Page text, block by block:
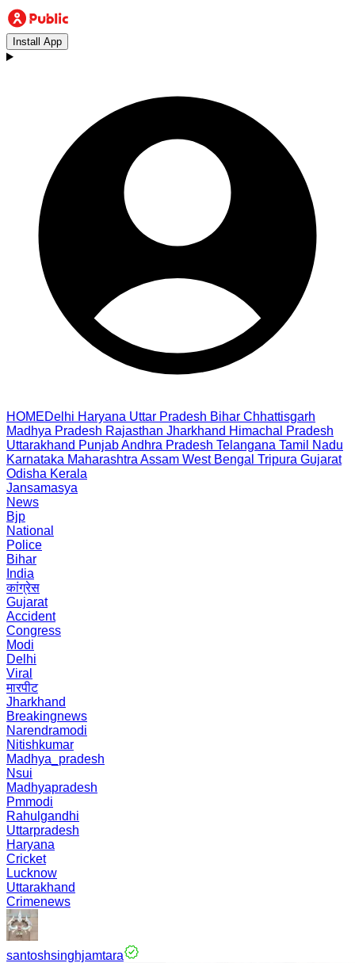
Install App
HOMEDelhi Haryana Uttar Pradesh Bihar Chhattisgarh
Madhya Pradesh Rajasthan Jharkhand Himachal Pradesh
Uttarakhand PunjabAndhra Pradesh Telangana Tamil Nadu
Karnataka Maharashtra Assam West Bengal Tripura Gujarat
Odisha Kerala
Jansamasya
News
Bjp
National
Police
Bihar
India
कांग्रेस
Gujarat
Accident
Congress
Modi
Delhi
Viral
मारपीट
Jharkhand
Breakingnews
Narendramodi
Nitishkumar
Madhya_pradesh
Nsui
Madhyapradesh
Pmmodi
Rahulgandhi
Uttarpradesh
Haryana
Cricket
Lucknow
Uttarakhand
Crimenews
santoshsinghjamtara